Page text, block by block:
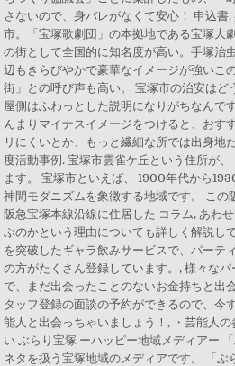
さないので、身バレがなくて安心！ 申込書
市。「宝塚歌劇団」の本拠地である宝塚大
の街として全国的に知名度が高い。手塚治
辺もきらびやかで豪華なイメージが強いこ
街」との呼び声も高い。 宝塚市の治安はど
屋側はふわっとした説明になりがちなんで
んまりマイナスイメージをつけると、おす
リにくいとか、もっと繊細な所では出身地
度活動事例. 宝塚市雲雀ケ丘という住所が
ます。 宝塚市といえば、 1900年代から
神間モダニズムを象徴する地域です。 この
阪急宝塚本線沿線に住居した コラム, あわ
ぶのかという理由についても詳しく解説し
を突破したギャラ飲みサービスで、パーテ
の方がたくさん登録しています。, 様々な
で、まだ出会ったことのないお金持ちと出
タッフ登録の面談の予約ができるので、今
能人と出会っちゃいましょう！, ・芸能人
い ぶらり宝塚 ーハッピー地域メディアー
ネタを扱う宝塚地域のメディアです。 「